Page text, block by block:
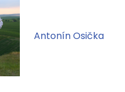
Antonín Osička